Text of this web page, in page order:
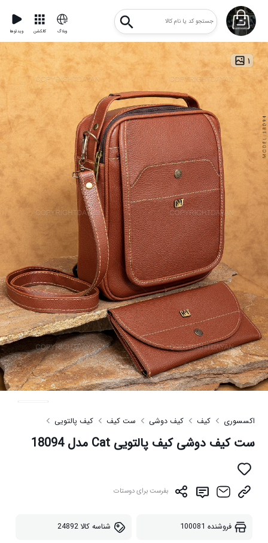
ویدئوها کالکشن وبلاگ
۱
اکسسوری کیف کیف دوشی ست کیف کیف پالتویی
ست کیف دوشی کیف پالتویی Cat مدل 18094
بفرست برای دوستات
فروشنده 100081 شناسه کالا24892